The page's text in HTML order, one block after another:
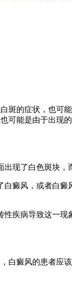
的症状，也可
可能是由于出现
现了白色斑块
癜风，或者白
疾病导致这一
癜风的患者应